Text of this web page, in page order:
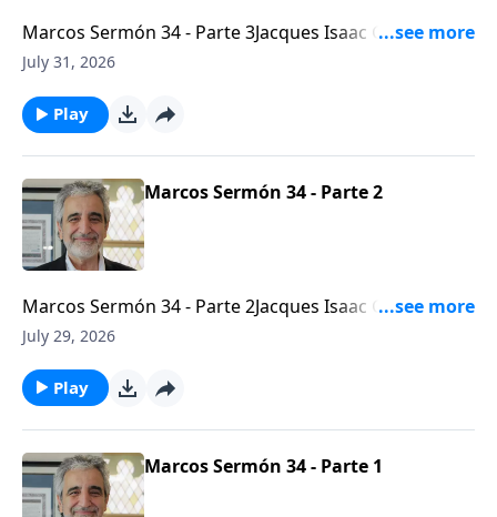
Marcos Sermón 34 - Parte 3Jacques Isaac Gabizon -
Líder mesiánico de la Congregación Beth
July 31, 2026
Play
Marcos Sermón 34 - Parte 2
Marcos Sermón 34 - Parte 2Jacques Isaac Gabizon -
Líder mesiánico de la Congregación Beth
July 29, 2026
Play
Marcos Sermón 34 - Parte 1